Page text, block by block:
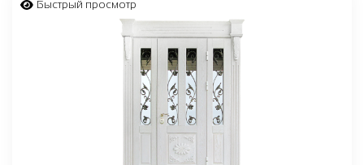
Быстрый просмотр